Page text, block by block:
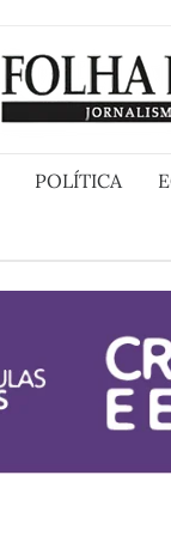
POLÍTICA